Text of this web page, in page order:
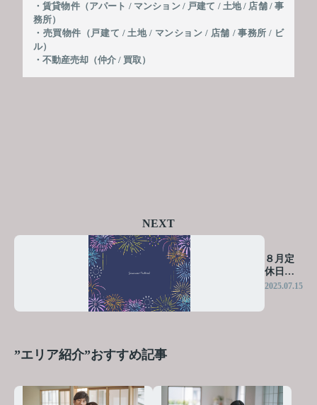
・賃貸物件（アパート / マンション / 戸建て / 土地 / 店舗 / 事
務所）
・売買物件（戸建て / 土地 / マンション / 店舗 / 事務所 / ビ
ル）
・不動産売却（仲介 / 買取）
NEXT
８月定
休日の
ご案内
2025.07.15
”エリア紹介”おすすめ記事